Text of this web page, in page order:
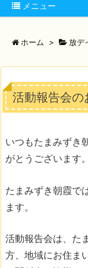
メニュー
ホーム > 放デ
活動報告会の
いつもたまみずき
がとうございます。
たまみずき朝霞で
ます。
活動報告会は、た
方、地域にお住ま